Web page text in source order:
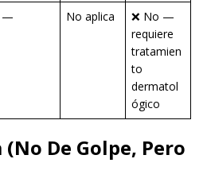
— No aplica
❌ No —
requiere
tratamien
to
dermatol
ógico
De Golpe, Pero